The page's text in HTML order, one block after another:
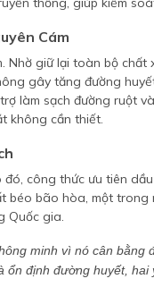
Cám
Nhờ giữ lại toàn bộ chất
gây tăng đường
làm sạch đường ruột
không cần thiết.
công thức ưu tiên
béo bão hòa, một
Quốc gia.
minh vì nó cân bằng
ổn định đường huyết,